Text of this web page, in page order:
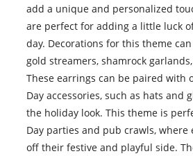
add a unique and personalized
are perfect for adding a little luck
day. Decorations for this theme
gold streamers, shamrock
These earrings can be paired with
Day accessories, such as hats and
the holiday look. This theme is
Day parties and pub crawls, where
off their festive and playful side.